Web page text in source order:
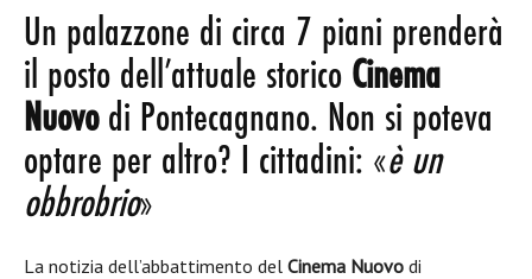
Un palazzone di circa 7 piani prenderà
il posto dell’attuale storico Cinema
Nuovodi Pontecagnano. Non si poteva
optare per altro? I cittadini: «è un
obbrobrio»
La notizia dell’abbattimento del Cinema Nuovo di